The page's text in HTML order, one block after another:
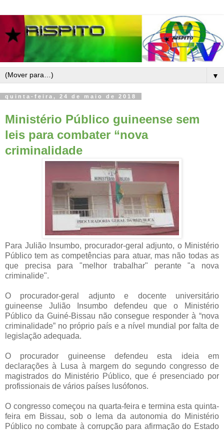
▼
quinta-feira, 24 de maio de 2018
Ministério Público guineense sem
leis para combater “nova
criminalidade
Para Julião Insumbo, procurador-geral adjunto, o Ministério
Público tem as competências para atuar, mas não todas as
que precisa para "melhor trabalhar" perante "a nova
criminalide".
O procurador-geral adjunto e docente universitário
guineense Julião Insumbo defendeu que o Ministério
Público da Guiné-Bissau não consegue responder à “nova
criminalidade” no próprio país e a nível mundial por falta de
legislação adequada.
O procurador guineense defendeu esta ideia em
declarações à Lusa à margem do segundo congresso de
magistrados do Ministério Público, que é presenciado por
profissionais de vários países lusófonos.
O congresso começou na quarta-feira e termina esta quinta-
feira em Bissau, sob o lema da autonomia do Ministério
Público no combate à corrupção para afirmação do Estado